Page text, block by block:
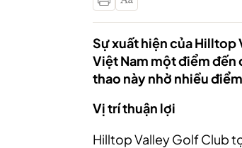
Sự xuất hiện của Hilltop
Việt Nam một điểm đến
thao này nhờ nhiều
Vị trí thuận lợi
Hilltop Valley Golf Club